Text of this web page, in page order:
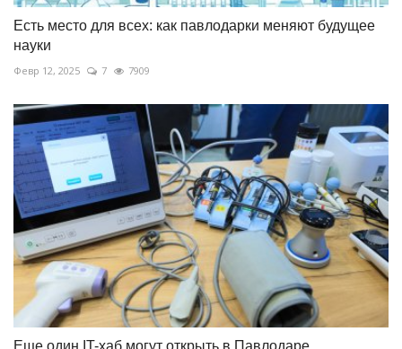
Есть место для всех: как павлодарки меняют будущее
науки
Февр 12, 2025 7 7909
Еще один IT-хаб могут открыть в Павлодаре